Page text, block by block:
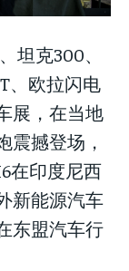
坦克300、
、欧拉闪电
展，在当地
撼登场，
在印度尼西
新能源汽车
东盟汽车行